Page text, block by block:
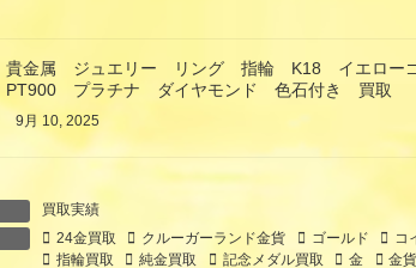
貴金属 ジュエリー リング 指輪 K18 イエロー
PT900 プラチナ ダイヤモンド 色石付き 買取
9月 10, 2025
買取実績
24金買取 クルーガーランド金貨 ゴールド コ
指輪買取
純金買取 記念メダル買取 金 金